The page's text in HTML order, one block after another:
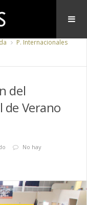
P. Internacionales
del
de Verano
No hay